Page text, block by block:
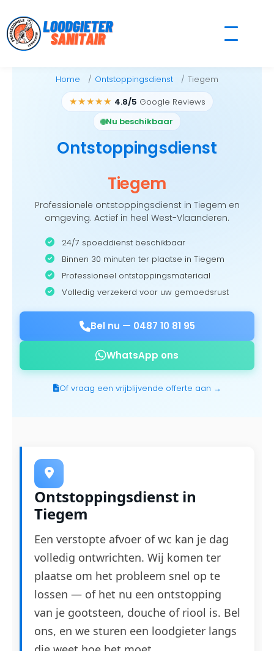
to
content
Home Ontstoppingsdienst Tiegem
★★★★★ 4.8/5 Google Reviews
Nu beschikbaar
Ontstoppingsdienst
Tiegem
Professionele ontstoppingsdienst in Tiegem en
omgeving. Actief in heel West-Vlaanderen.
24/7 spoeddienst beschikbaar
Binnen 30 minuten ter plaatse in Tiegem
Professioneel ontstoppingsmateriaal
Volledig verzekerd voor uw gemoedsrust
Bel nu — 0487 10 81 95
WhatsApp ons
Of vraag een vrijblijvende offerte aan →
Ontstoppingsdienst in
Tiegem
Een verstopte afvoer of wc kan je dag
volledig ontwrichten. Wij komen ter
plaatse om het probleem snel op te
lossen — of het nu een ontstopping
van je gootsteen, douche of riool is. Bel
ons, en we sturen een loodgieter langs